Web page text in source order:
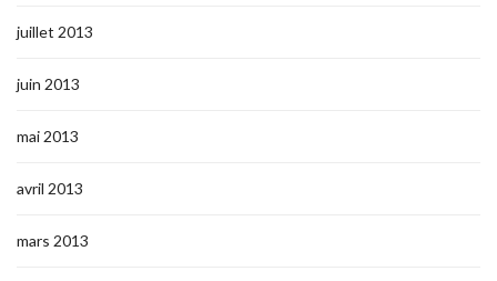
juillet 2013
juin 2013
mai 2013
avril 2013
mars 2013